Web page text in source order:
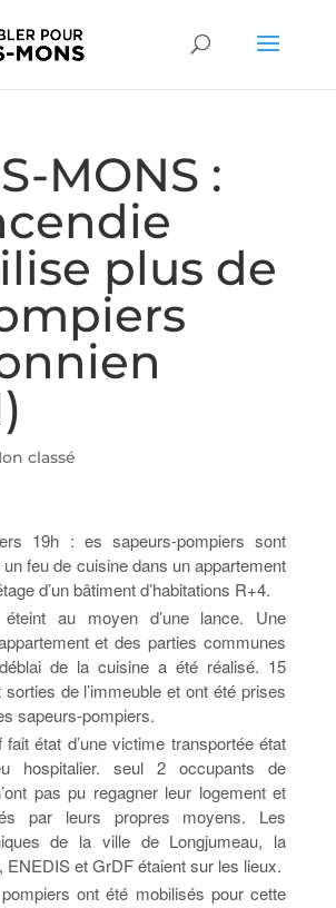
MONS :
plus de
classé
19h : es sapeurs-pompiers sont
feu de cuisine dans un appartement
d’un bâtiment d’habitations R+4.
au moyen d’une lance. Une
et des parties communes
de la cuisine a été réalisé. 15
de l’immeuble et ont été prises
sapeurs-pompiers.
fait état d’une victime transportée état
hospitalier. seul 2 occupants de
pas pu regagner leur logement et
par leurs propres moyens. Les
de la ville de Longjumeau, la
ENEDIS et GrDF étaient sur les lieux.
ont été mobilisés pour cette